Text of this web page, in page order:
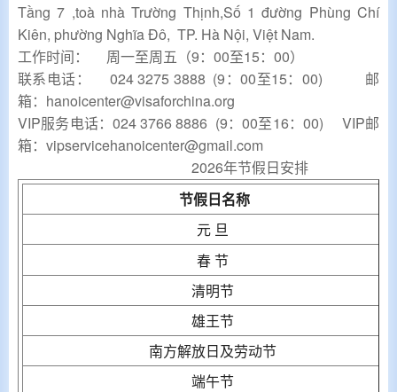
Tầng 7 ,toà nhà Trường Thịnh,Số 1 đường Phùng Chí
Kiên, phường Nghĩa Đô, TP. Hà Nội, Việt Nam.
工作时间： 周一至周五（9：00至15：00）
联系电话： 024 3275 3888 (9：00至15：00) 邮
箱：hanoicenter@visaforchina.org
VIP服务电话：024 3766 8886 (9：00至16：00) VIP邮
箱：vipservicehanoicenter@gmail.com
2026年节假日安排
节假日名称
元 旦
春 节
清明节
雄王节
南方解放日及劳动节
端午节